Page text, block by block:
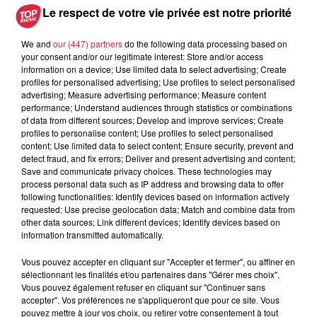
pape à Metz en septembre
5 août 2026
Europa-Park : des précisons sur
l’après Euro-Mir
Dans la même série
La Minute Sport du Bas-Rhin -
vendredi 21 mars
La minute sport en Alsace avec Top Music
Le respect de votre vie privée est notre priorité
We and our (447) partnersdo the following data processing based on
your consent and/or our legitimate interest: Store and/or access
information on a device; Use limited data to select advertising; Create
profiles for personalised advertising; Use profiles to select personalised
advertising; Measure advertising performance; Measure content
performance; Understand audiences through statistics or combinations
of data from different sources; Develop and improve services; Create
profiles to personalise content; Use profiles to select personalised
content; Use limited data to select content; Ensure security, prevent and
detect fraud, and fix errors; Deliver and present advertising and content;
Save and communicate privacy choices. These technologies may
process personal data such as IP address and browsing data to offer
following functionalities: Identify devices based on information actively
requested; Use precise geolocation data; Match and combine data from
other data sources; Link different devices; Identify devices based on
information transmitted automatically.
Vous pouvez accepter en cliquant sur "Accepter et fermer", ou affiner en
sélectionnant les finalités et/ou partenaires dans "Gérer mes choix".
Vous pouvez également refuser en cliquant sur "Continuer sans
accepter". Vos préférences ne s'appliqueront que pour ce site. Vous
pouvez mettre à jour vos choix, ou retirer votre consentement à tout